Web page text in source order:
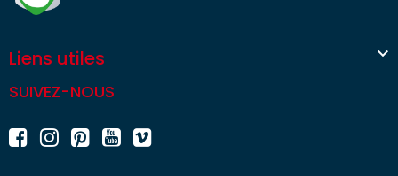
Liens utiles 
SUIVEZ-NOUS